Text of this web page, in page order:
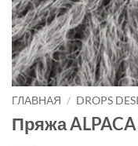
ГЛАВНАЯ / DROPS
Пряжа